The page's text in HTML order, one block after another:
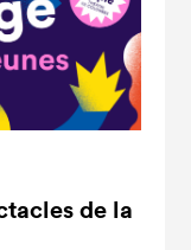
de la